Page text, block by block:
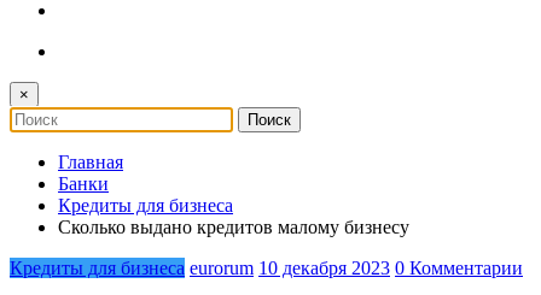
×
Главная
Банки
Кредиты для бизнеса
Сколько выдано кредитов малому бизнесу
Кредиты для бизнеса eurorum 10 декабря 2023 0 Комментарии